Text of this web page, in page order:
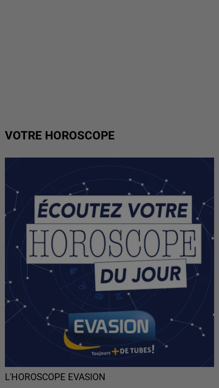
VOTRE HOROSCOPE
L'HOROSCOPE EVASION